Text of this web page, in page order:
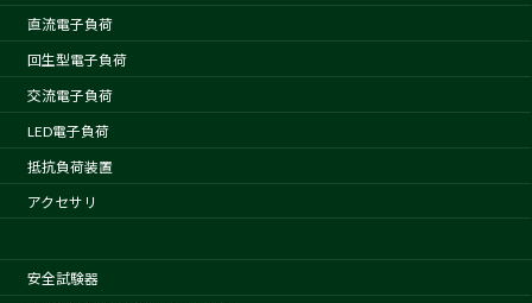
直流電子負荷
回生型電子負荷
交流電子負荷
LED電子負荷
抵抗負荷装置
アクセサリ
安全試験器